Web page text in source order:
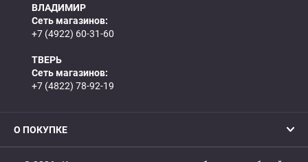
ВЛАДИМИР
Сеть магазинов:
+7 (4922) 60-31-60
ТВЕРЬ
Сеть магазинов:
+7 (4822) 78-92-19
О ПОКУПКЕ